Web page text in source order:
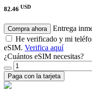
82.46 USD
Compra ahora
Entrega
He verificado y mi
eSIM. Verifica aquí
¿Cuántos eSIM necesitas?
Paga con la tarjeta